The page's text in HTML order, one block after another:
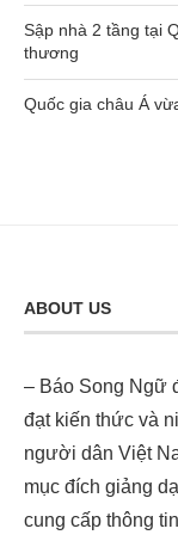
Sập nhà 2 tầng tại
thương
Quốc gia châu Á
ABOUT US
– Báo Song Ngữ
đạt kiến thức và
người dân Việt
mục đích giảng
cung cấp thông